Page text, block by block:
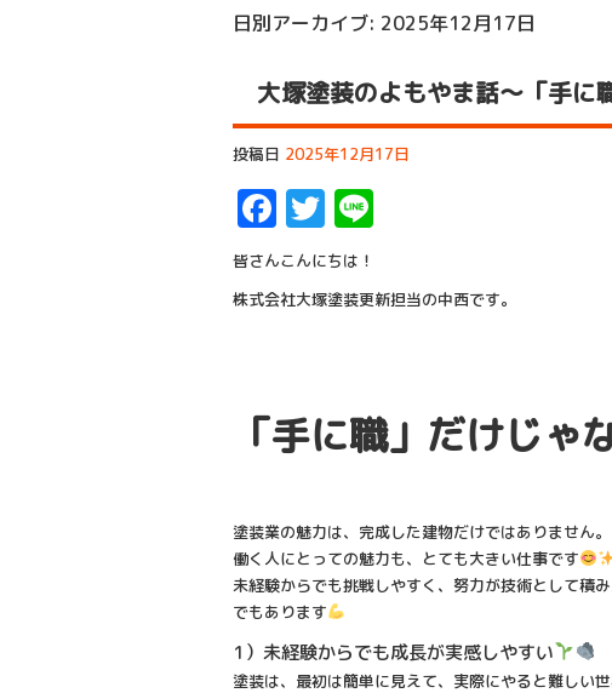
日別アーカイブ: 2025年12月17日
大塚塗装のよもやま話～「手に
投稿日 2025年12月17日
Facebook
Twitter
皆さんこんにちは！
株式会社大塚塗装更新担当の中西です。
「手に職」だけじゃ
塗装業の魅力は、完成した建物だけではありません。
働く人にとっての魅力も、とても大きい仕事です
未経験からでも挑戦しやすく、努力が技術として積
でもあります
1）未経験からでも成長が実感しやすい
塗装は、最初は簡単に見えて、実際にやると難しい世